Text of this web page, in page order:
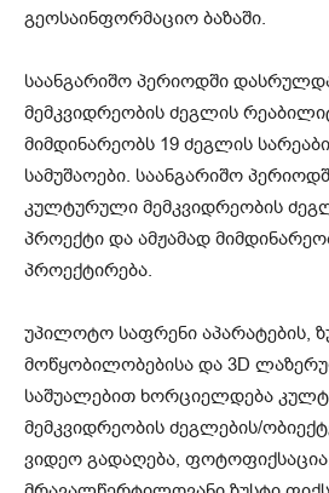
გეოსაინფორმაციო ბაზაში.
საანგარიშო პერიოდში
მემკვიდრეობის ძეგლის
მიმდინარეობს 19 ძეგლის
სამუშაოები. საანგარიშო
კულტურული მემკვიდრეობის
პროექტი და ამჟამად
პროექტირება.
უპილოტო საფრენი აპარატების,
მოწყობილობებისა და 3D
საშუალებით ხორციელდება
მემკვიდრეობის ძეგლების/
ვიდეო გადაღება,